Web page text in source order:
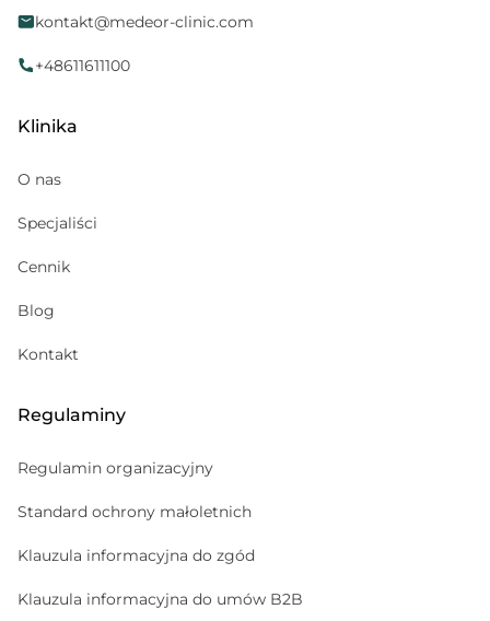
Położna
Neurologopeda
Medycyna sportowa
Pediatria
Gabinet zabiegowy
Psychoterapeuta
kontakt@medeor-clinic.com
+48611611100
Klinika
O nas
Specjaliści
Cennik
Blog
Kontakt
Regulaminy
Regulamin organizacyjny
Standard ochrony małoletnich
Klauzula informacyjna do zgód
Klauzula informacyjna do umów B2B